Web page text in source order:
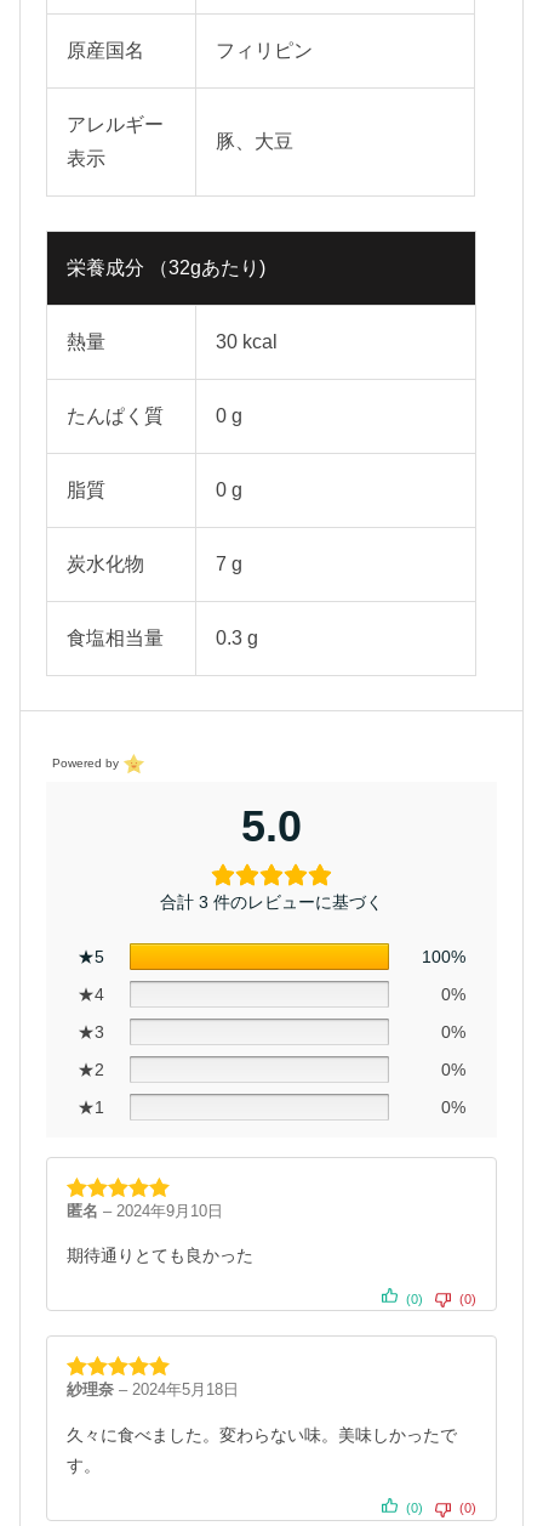
原産国名 フィリピン
アレルギー
表示
豚、大豆
栄養成分 （32gあたり)
熱量 30 kcal
たんぱく質 0 g
脂質 0 g
炭水化物 7 g
食塩相当量 0.3 g
Powered by
5.0
合計 3 件のレビューに基づく
★5
100%
★4
0%
★3
0%
★2
0%
★1
0%
5段階中5の
匿名 – 2024年9月10日
期待通りとても良かった
(0) (0)
5段階中5の
紗理奈 – 2024年5月18日
久々に食べました。変わらない味。美味しかったで
す。
(0) (0)